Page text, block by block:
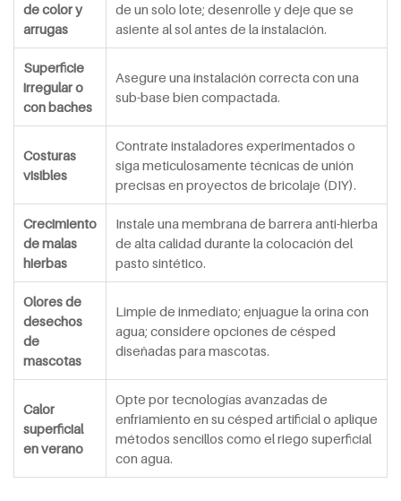
de color y
arrugas
de un solo lote; desenrolle y deje que se
asiente al sol antes de la instalación.
Superficie
irregular o
con baches
Asegure una instalación correcta con una
sub-base bien compactada.
Costuras
visibles
Contrate instaladores experimentados o
siga meticulosamente técnicas de unión
precisas en proyectos de bricolaje (DIY).
Crecimiento
de malas
hierbas
Instale una membrana de barrera anti-hierba
de alta calidad durante la colocación del
pasto sintético.
Olores de
desechos
de
mascotas
Limpie de inmediato; enjuague la orina con
agua; considere opciones de césped
diseñadas para mascotas.
Calor
superficial
en verano
Opte por tecnologías avanzadas de
enfriamiento en su césped artificial o aplique
métodos sencillos como el riego superficial
con agua.